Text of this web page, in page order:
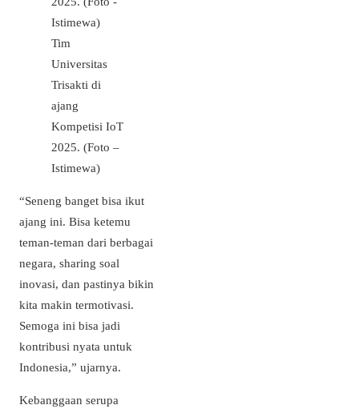
Tim
Universitas
Trisakti di
ajang
Kompetisi IoT
2025. (Foto –
Istimewa)
“Seneng banget bisa ikut
ajang ini. Bisa ketemu
teman-teman dari berbagai
negara, sharing soal
inovasi, dan pastinya bikin
kita makin termotivasi.
Semoga ini bisa jadi
kontribusi nyata untuk
Indonesia,” ujarnya.
Kebanggaan serupa